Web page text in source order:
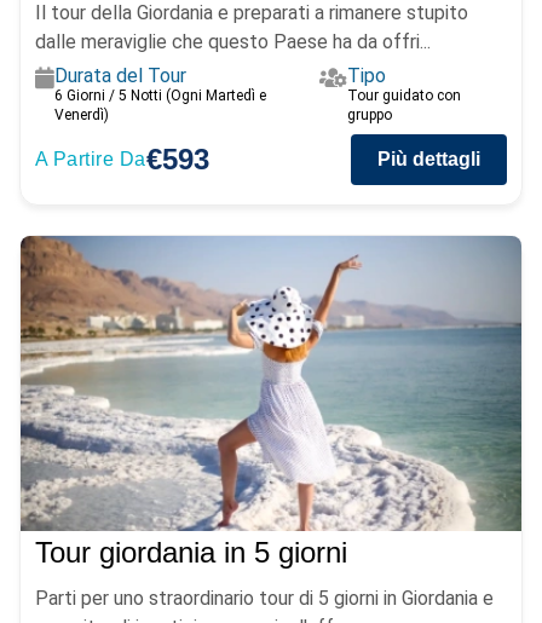
Il tour della Giordania e preparati a rimanere stupito
dalle meraviglie che questo Paese ha da offri...
Durata del Tour
6 Giorni / 5 Notti (Ogni Martedì e
Venerdì)
Tipo
Tour guidato con
gruppo
A Partire Da€593 Più dettagli
Tour giordania in 5 giorni
Parti per uno straordinario tour di 5 giorni in Giordania e